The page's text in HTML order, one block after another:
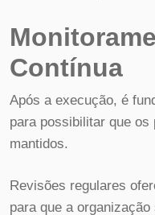
Contínua
Após a execução, é
para possibilitar que
mantidos.
Revisões regulares
para que a